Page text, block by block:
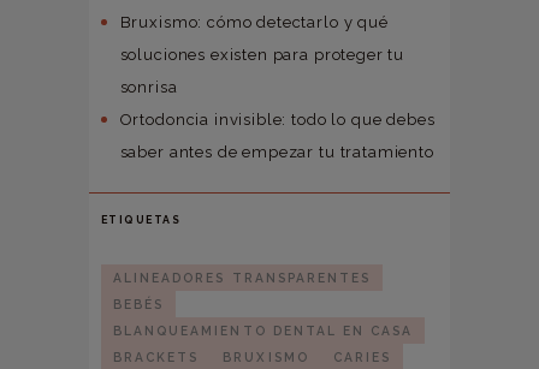
Bruxismo: cómo detectarlo y qué
soluciones existen para proteger tu
sonrisa
Ortodoncia invisible: todo lo que debes
saber antes de empezar tu tratamiento
ETIQUETAS
ALINEADORES TRANSPARENTES
BEBÉS
BLANQUEAMIENTO DENTAL EN CASA
BRACKETS
BRUXISMO
CARIES